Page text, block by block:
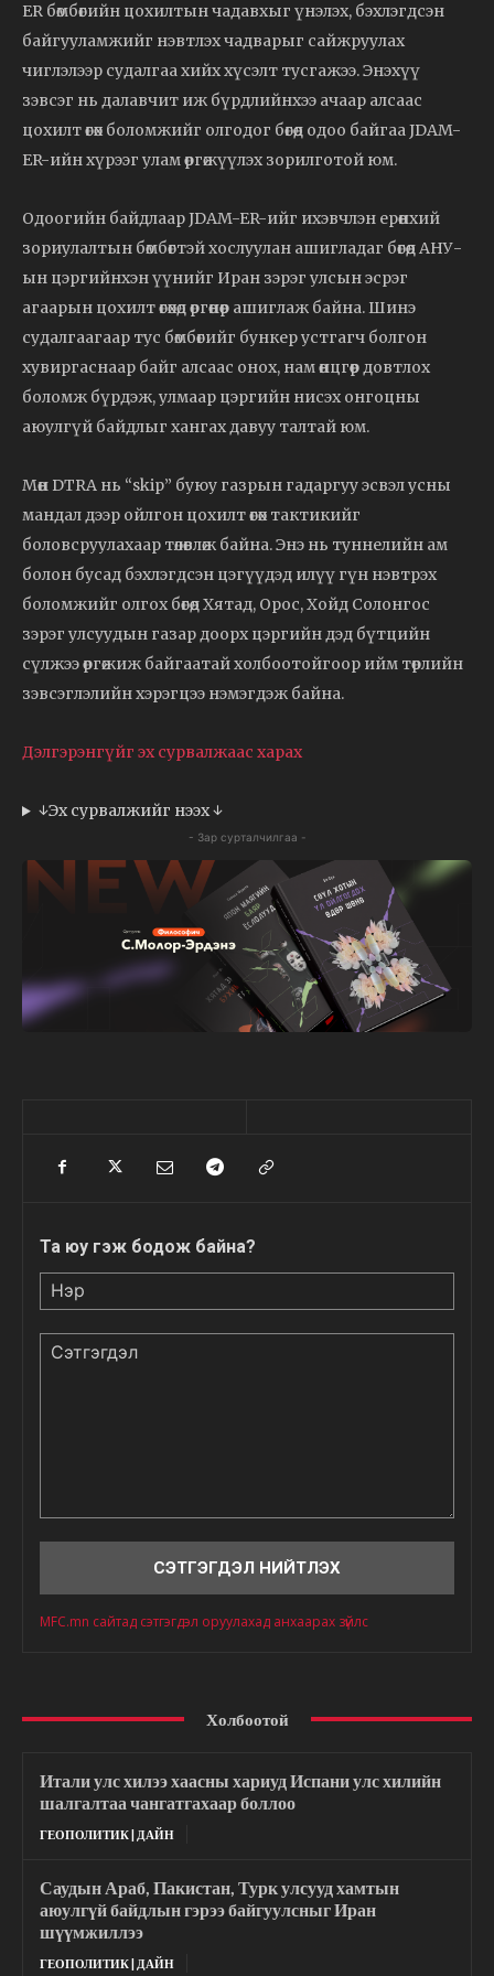
ER бөмбөгийн цохилтын чадавхыг үнэлэх, бэхлэгдсэн
байгууламжийг нэвтлэх чадварыг сайжруулах
чиглэлээр судалгаа хийх хүсэлт тусгажээ. Энэхүү
зэвсэг нь далавчит иж бүрдлийнхээ ачаар алсаас
цохилт өгөх боломжийг олгодог бөгөөд одоо байгаа JDAM-
ER-ийн хүрээг улам өргөжүүлэх зорилготой юм.
Одоогийн байдлаар JDAM-ER-ийг ихэвчлэн ерөнхий
зориулалтын бөмбөгтэй хослуулан ашигладаг бөгөөд АНУ-
ын цэргийнхэн үүнийг Иран зэрэг улсын эсрэг
агаарын цохилт өгөхөд өргөнөөр ашиглаж байна. Шинэ
судалгаагаар тус бөмбөгийг бункер устгагч болгон
хувиргаснаар байг алсаас онох, нам өнцгөөр довтлох
боломж бүрдэж, улмаар цэргийн нисэх онгоцны
аюулгүй байдлыг хангах давуу талтай юм.
Мөн DTRA нь “skip” буюу газрын гадаргуу эсвэл усны
мандал дээр ойлгон цохилт өгөх тактикийг
боловсруулахаар төлөвлөж байна. Энэ нь туннелийн ам
болон бусад бэхлэгдсэн цэгүүдэд илүү гүн нэвтрэх
боломжийг олгох бөгөөд Хятад, Орос, Хойд Солонгос
зэрэг улсуудын газар доорх цэргийн дэд бүтцийн
сүлжээ өргөжиж байгаатай холбоотойгоор ийм төрлийн
зэвсэглэлийн хэрэгцээ нэмэгдэж байна.
Дэлгэрэнгүйг эх сурвалжаас харах
↓Эх сурвалжийг нээх ↓
- Зар сурталчилгаа -
Та юу гэж бодож байна?
MFC.mn сайтад сэтгэгдэл оруулахад анхаарах зүйлс
Холбоотой
Итали улс хилээ хаасны хариуд Испани улс хилийн
шалгалтаа чангатгахаар боллоо
ГЕОПОЛИТИК | ДАЙН
Саудын Араб, Пакистан, Турк улсууд хамтын
аюулгүй байдлын гэрээ байгуулсныг Иран
шүүмжиллээ
ГЕОПОЛИТИК | ДАЙН